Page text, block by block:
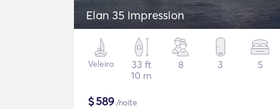
Elan 35 Impression
Veleiro
33 ft
10 m
8 3 5
$589/noite